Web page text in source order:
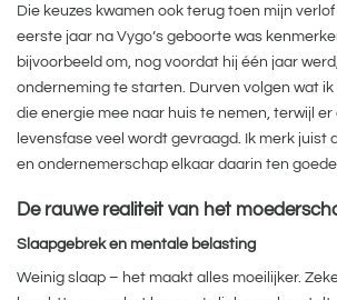
Die keuzes kwamen ook terug toen mijn
eerste jaar na Vygo’s geboorte was
bijvoorbeeld om, nog voordat hij één jaar
onderneming te starten. Durven volgen wat
die energie mee naar huis te nemen, terwijl er
levensfase veel wordt gevraagd. Ik merk juist
en ondernemerschap elkaar daarin ten
De rauwe realiteit van het
Slaapgebrek en mentale belasting
Weinig slaap – het maakt alles moeilijker.